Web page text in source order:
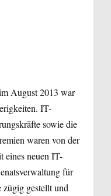
August 2013 war
IT-
sowie die
waren von der
eines neuen IT-
für
gestellt und